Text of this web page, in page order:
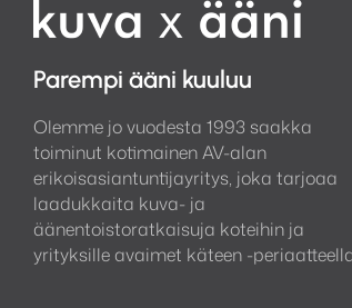
Parempi ääni kuuluu
Olemme jo vuodesta 1993 saakka
toiminut kotimainen AV-alan
erikoisasiantuntijayritys, joka tarjoaa
laadukkaita kuva- ja
äänentoistoratkaisuja koteihin ja
yrityksille avaimet käteen -